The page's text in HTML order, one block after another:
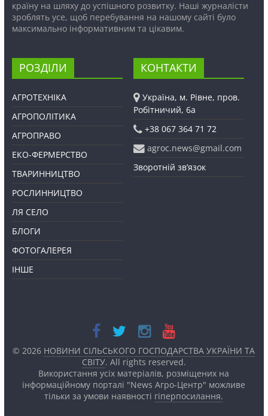
країну на шляху до успішного розвитку. Наші журналісти
зроблять усе, щоб перебування на нашому сайті було
максимально інформативним та цікавим.
РОЗДІЛИ
АГРОТЕХНІКА
АГРОПОЛІТИКА
АГРОПРАВО
ЕКО-ФЕРМЕРСТВО
ТВАРИННИЦТВО
РОСЛИННИЦТВО
ЛЯ СЕЛО
БЛОГИ
ФОТОГАЛЕРЕЯ
ІНШЕ
КОНТАКТИ
Україна, м. Рівне, пров.
Робітничий, 6а
+38 067 364 71 72
agroc.news@gmail.com
Зворотній зв’язок
© 2026 НОВИНИ СІЛЬСЬКОГО ГОСПОДАРСТВА УКРАЇНИ ТА
СВІТУ. All rights reserved.
Використання усіх матеріалів, розміщених на
інформаційному порталі "News Агро-Центр" можливе
тільки за умови наявності гіперпосилання.